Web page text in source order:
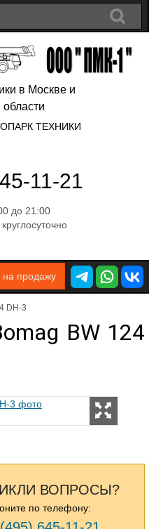
в Москве и
ТЕХНИКИ
11-21
до 21:00
на продажу
DH-3
BW 124
ВОПРОСЫ?
по телефону: